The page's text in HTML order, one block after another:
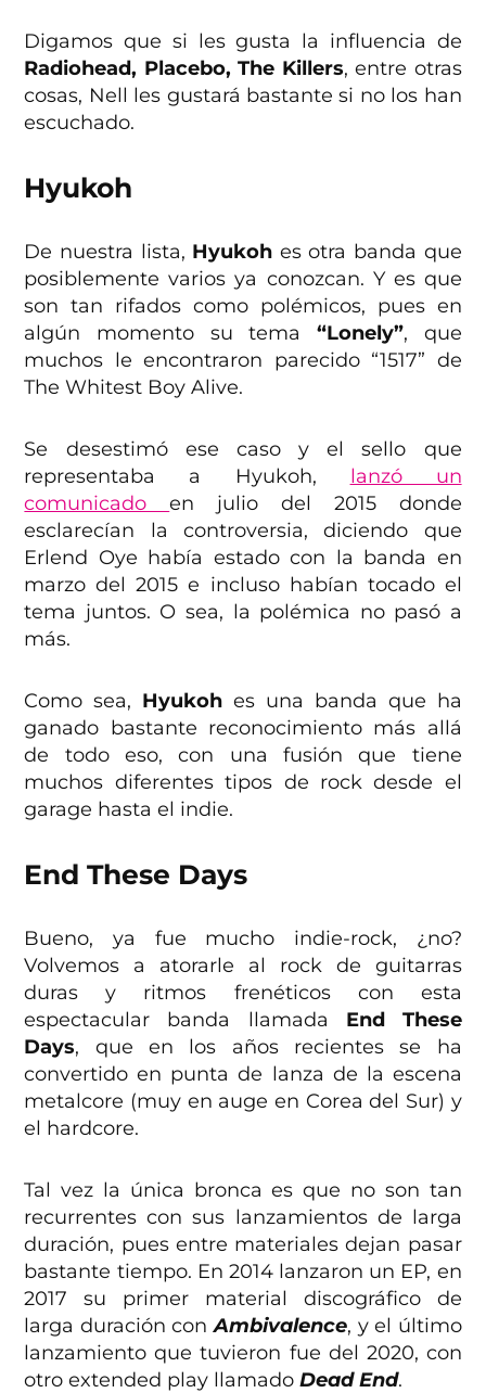
Digamos que si les gusta la influencia de
Radiohead, Placebo, The Killers, entre otras
cosas, Nell les gustará bastante si no los han
escuchado.
Hyukoh
De nuestra lista, Hyukoh es otra banda que
posiblemente varios ya conozcan. Y es que
son tan rifados como polémicos, pues en
algún momento su tema “Lonely”, que
muchos le encontraron parecido “1517” de
The Whitest Boy Alive.
Se desestimó ese caso y el sello que
representaba a Hyukoh, lanzó un
comunicadoen julio del 2015 donde
esclarecían la controversia, diciendo que
Erlend Oye había estado con la banda en
marzo del 2015 e incluso habían tocado el
tema juntos. O sea, la polémica no pasó a
más.
Como sea, Hyukoh es una banda que ha
ganado bastante reconocimiento más allá
de todo eso, con una fusión que tiene
muchos diferentes tipos de rock desde el
garage hasta el indie.
End These Days
Bueno, ya fue mucho indie-rock, ¿no?
Volvemos a atorarle al rock de guitarras
duras y ritmos frenéticos con esta
espectacular banda llamada End These
Days, que en los años recientes se ha
convertido en punta de lanza de la escena
metalcore (muy en auge en Corea del Sur) y
el hardcore.
Tal vez la única bronca es que no son tan
recurrentes con sus lanzamientos de larga
duración, pues entre materiales dejan pasar
bastante tiempo. En 2014 lanzaron un EP, en
2017 su primer material discográfico de
larga duración conAmbivalence, y el último
lanzamiento que tuvieron fue del 2020, con
otro extended play llamadoDead End.